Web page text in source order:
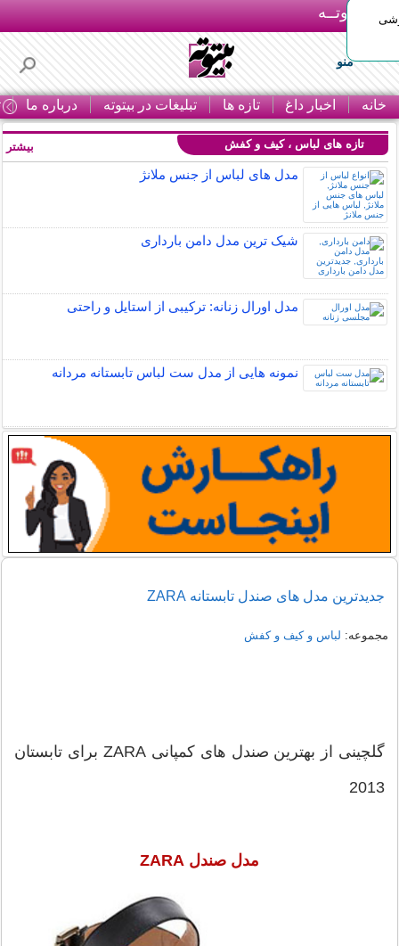
بـیتوتــه
منو
خانه اخبار داغ تازه ها تبلیغات در بیتوته درباره ما
تازه های لباس ، کیف و کفش
مدل های لباس از جنس ملانژ
شیک ترین مدل دامن بارداری
مدل اورال زنانه: ترکیبی از استایل و راحتی
نمونه هایی از مدل ست لباس تابستانه مردانه
راهنمای خرید شومیز مجلسی شیک زنانه 1405
نمونه هایی از مدل یقه شومیز
بیشتر
جدیدترین مدل های صندل تابستانه ZARA
مجموعه: لباس و کیف و کفش
گلچینی از بهترین صندل های کمپانی ZARA برای تابستان
2013
مدل صندل ZARA